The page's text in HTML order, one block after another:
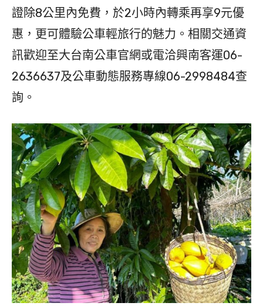
證除8公里內免費，於2小時內轉乘再享9元優
惠，更可體驗公車輕旅行的魅力。相關交通資
訊歡迎至大台南公車官網或電洽興南客運06-
2636637及公車動態服務專線06-2998484查
詢。